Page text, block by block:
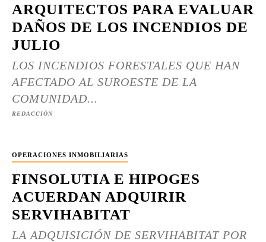
ARQUITECTOS PARA EVALUAR
DAÑOS DE LOS INCENDIOS DE
JULIO
LOS INCENDIOS FORESTALES QUE HAN
AFECTADO AL SUROESTE DE LA
COMUNIDAD...
REDACCIÓN
OPERACIONES INMOBILIARIAS
FINSOLUTIA E HIPOGES
ACUERDAN ADQUIRIR
SERVIHABITAT
LA ADQUISICIÓN DE SERVIHABITAT POR